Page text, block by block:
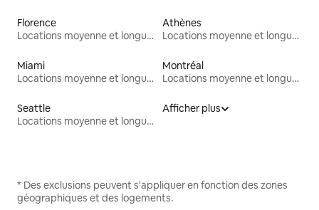
Florence
Locations moyenne et longue durée
Athènes
Locations moyenne et longue durée
Miami
Locations moyenne et longue durée
Montréal
Locations moyenne et longue durée
Seattle
Locations moyenne et longue durée
Afficher plus
* Des exclusions peuvent s'appliquer en fonction des zones
géographiques et des logements.